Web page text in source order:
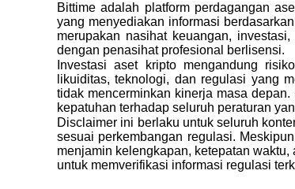
Bittime adalah platform perdagangan
yang menyediakan informasi
merupakan nasihat keuangan,
dengan penasihat profesional berlisensi.
Investasi aset kripto mengandung
likuiditas, teknologi, dan regulasi yang
tidak mencerminkan kinerja masa
kepatuhan terhadap seluruh peraturan
Disclaimer ini berlaku untuk seluruh
sesuai perkembangan regulasi.
menjamin kelengkapan, ketepatan
untuk memverifikasi informasi regulasi